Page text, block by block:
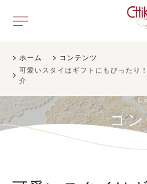
ホーム
コンテンツ
可愛いスタイはギフトにもぴったり
介
コ